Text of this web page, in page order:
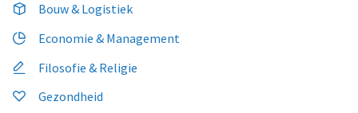
Bouw & Logistiek
Economie & Management
Filosofie & Religie
Gezondheid